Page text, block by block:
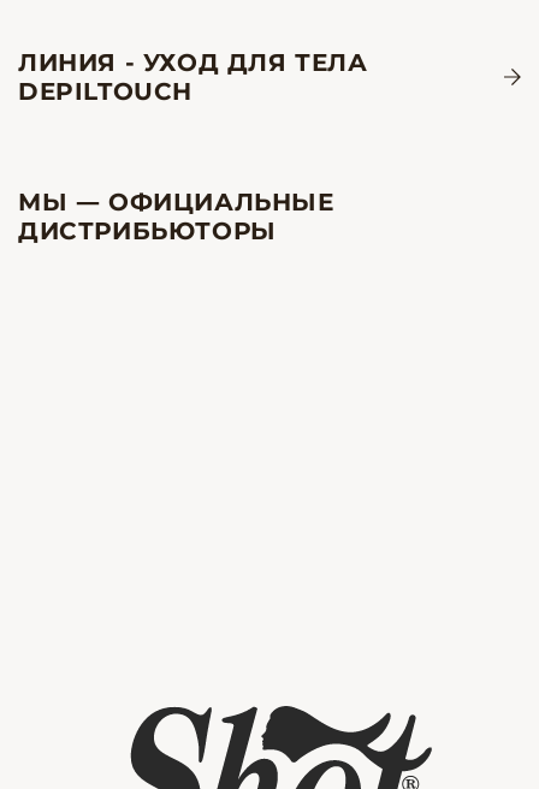
ЛИНИЯ - УХОД ДЛЯ ТЕЛА
DEPILTOUCH
МЫ — ОФИЦИАЛЬНЫЕ
ДИСТРИБЬЮТОРЫ